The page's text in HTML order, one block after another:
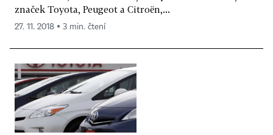
značek Toyota, Peugeot a Citroën,...
27. 11. 2018 ▪ 3 min. čtení